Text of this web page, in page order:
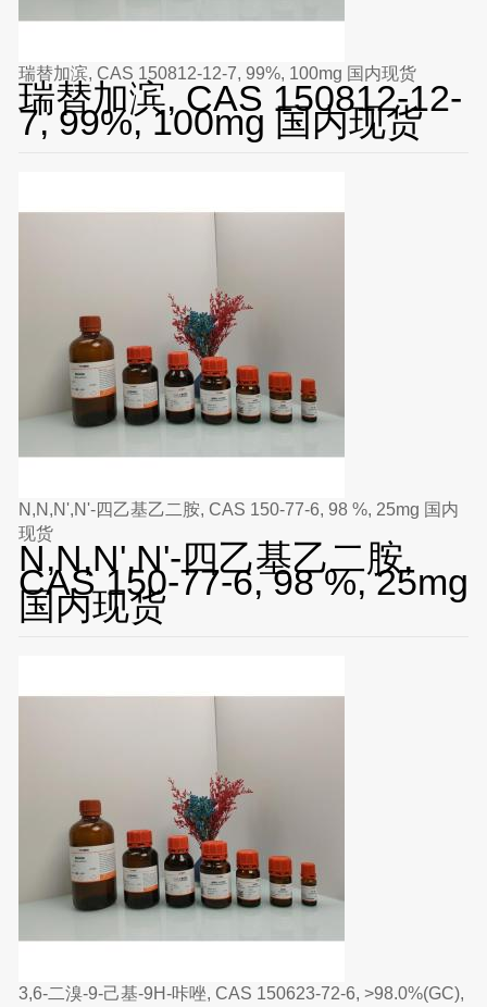
瑞替加滨, CAS 150812-12-7, 99%, 100mg 国内现货
瑞替加滨, CAS 150812-12-
7, 99%, 100mg 国内现货
N,N,N',N'-四乙基乙二胺, CAS 150-77-6, 98 %, 25mg 国内
现货
N,N,N',N'-四乙基乙二胺,
CAS 150-77-6, 98 %, 25mg
国内现货
3,6-二溴-9-己基-9H-咔唑, CAS 150623-72-6, >98.0%(GC),